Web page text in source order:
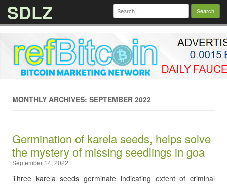
SDLZ Search
for:
Skip to content
MONTHLY ARCHIVES: SEPTEMBER 2022
Germination of karela seeds, helps solve
the mystery of missing seedlings in goa
September 14, 2022
Three karela seeds germinate indicating extent of criminal